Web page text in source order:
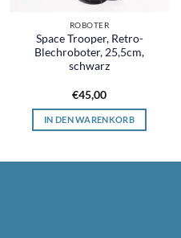
ROBOTER
Space Trooper, Retro-
Blechroboter, 25,5cm,
schwarz
€45,00
IN DEN WARENKORB